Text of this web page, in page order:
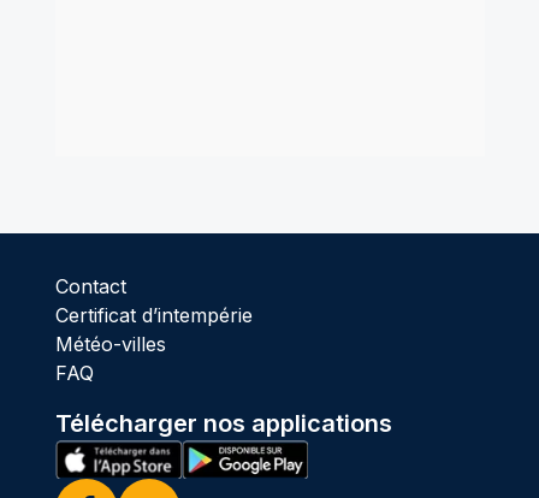
Contact
Certificat d’intempérie
Météo-villes
FAQ
Télécharger nos applications